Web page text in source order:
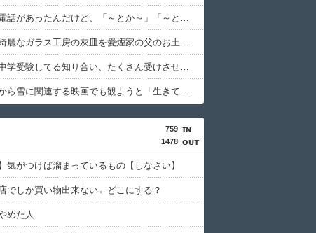
先生から電話があったんだけど、「～とか～」「～とか考えて～」と何度も言ってたのが耳に残ってしまった
旅行先で綺麗なガラス工房の灰皿を愛煙家の父のお土産にしたんだけどダイソーでそっくりな商品を見つけた
子どもが中学受験してる知り合い、たくさん受けさせてるけど合格したの通えない距離の学校だけらしい
毎日暑いから雪に関連する映画でも観ようと「生きてこそ」を借りたのね
759
1478
気がつけば溜まっているもの【しなさい】
でしか買い物出来ない←どこにする？
めた人